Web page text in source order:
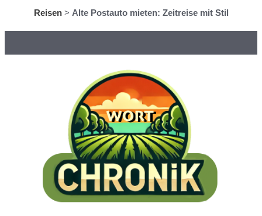
Reisen> Alte Postauto mieten: Zeitreise mit Stil